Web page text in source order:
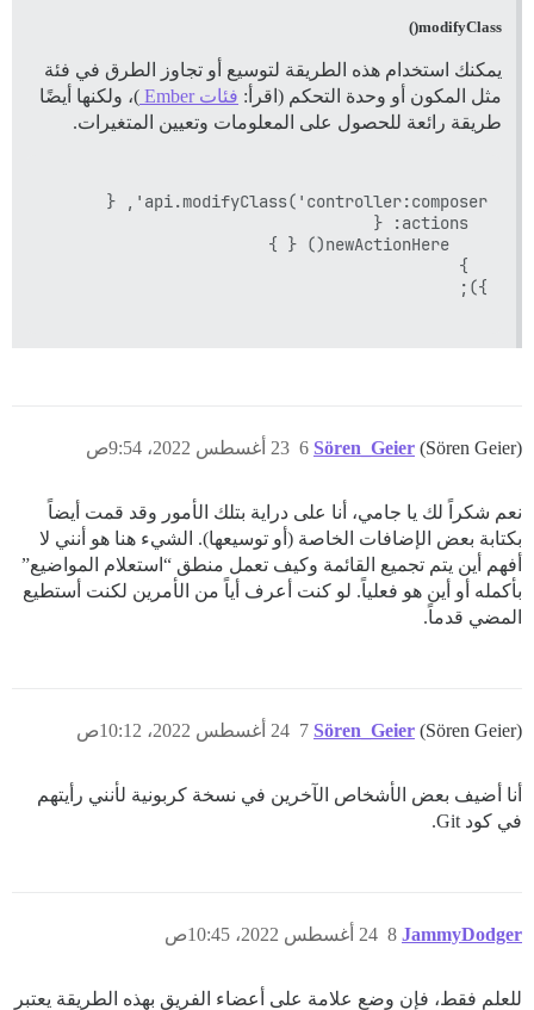
modifyClass()
يمكنك استخدام هذه الطريقة لتوسيع أو تجاوز الطرق في فئة
مثل المكون أو وحدة التحكم (اقرأ: فئات Ember
)، ولكنها أيضًا
طريقة رائعة للحصول على المعلومات وتعيين المتغيرات.
Sören_Geier (Sören Geier) 23 أغسطس 2022، 9:54ص 6
نعم شكراً لك يا جامي، أنا على دراية بتلك الأمور وقد قمت أيضاً
بكتابة بعض الإضافات الخاصة (أو توسيعها). الشيء هنا هو أنني لا
أفهم أين يتم تجميع القائمة وكيف تعمل منطق “استعلام المواضيع”
بأكمله أو أين هو فعلياً. لو كنت أعرف أياً من الأمرين لكنت أستطيع
المضي قدماً.
Sören_Geier (Sören Geier) 24 أغسطس 2022، 10:12ص 7
أنا أضيف بعض الأشخاص الآخرين في نسخة كربونية لأنني رأيتهم
في كود Git.
JammyDodger 24 أغسطس 2022، 10:45ص 8
للعلم فقط، فإن وضع علامة على أعضاء الفريق بهذه الطريقة يعتبر